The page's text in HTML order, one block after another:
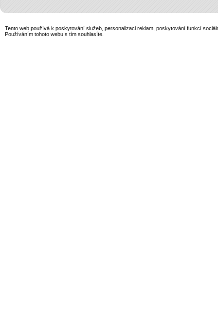
Tento web používá k poskytování služeb, personalizaci reklam, poskytování funkcí
Používáním tohoto webu s tím souhlasíte.